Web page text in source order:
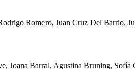
Romero, Juan Cruz Del Barrio,
Joana Barral, Agustina Bruning,